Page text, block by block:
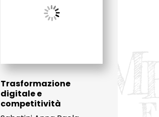
Trasformazione
digitale e
competitività